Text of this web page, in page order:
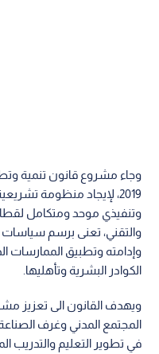
وجاء مشروع قانون تنمية
2019، لإيجاد منظومة
وتنفيذي موحد ومتكامل
والتقني، تعنى برسم
وإدامته وتطبيق الممارسات
الكوادر البشرية وتأهليها.
ويهدف القانون الى تعزيز
المجتمع المدني وغرف الصناعة
في تطوير التعليم والتدريب